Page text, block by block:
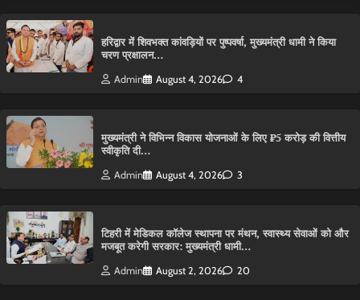
हरिद्वार में शिवभक्त कांवड़ियों पर पुष्पवर्षा, मुख्यमंत्री धामी ने किया
चरण प्रक्षालन…
Admin August 4, 2026 4
मुख्यमंत्री ने विभिन्न विकास योजनाओं के लिए ₹5 करोड़ की वित्तीय
स्वीकृति दी…
Admin August 4, 2026 3
टिहरी में मेडिकल कॉलेज स्थापना पर मंथन, स्वास्थ्य सेवाओं को और
मजबूत करेगी सरकार: मुख्यमंत्री धामी…
Admin August 2, 2026 20